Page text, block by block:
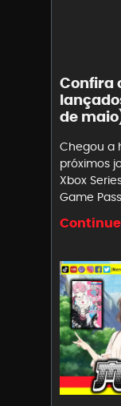
Confira
de
Chegou a
próximos
Xbox
Game